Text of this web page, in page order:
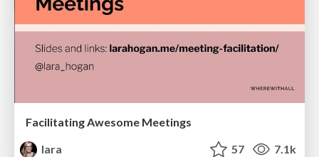
Facilitating Awesome Meetings
lara
57 7.1k